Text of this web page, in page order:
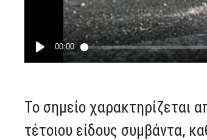
Το σημείο χαρακτηρίζεται
τέτοιου είδους συμβάντα,